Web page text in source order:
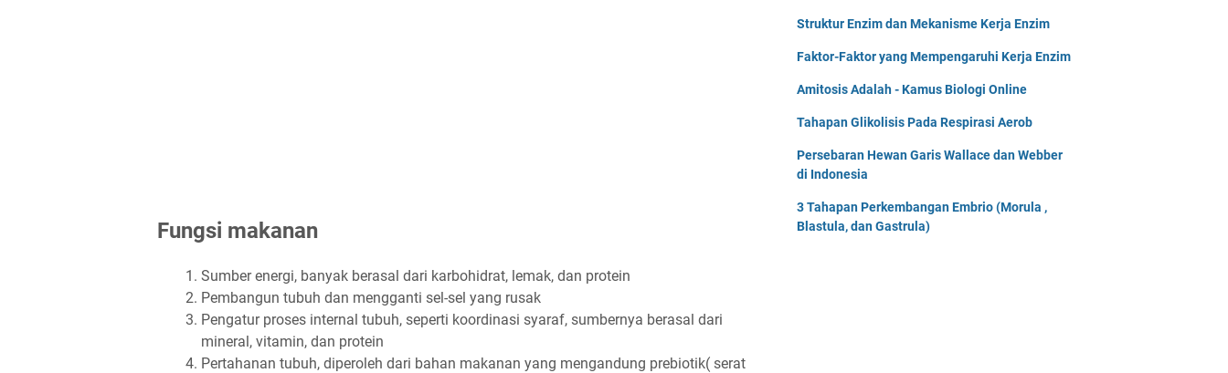
Fungsi makanan
Sumber energi, banyak berasal dari karbohidrat, lemak, dan protein
Pembangun tubuh dan mengganti sel-sel yang rusak
Pengatur proses internal tubuh, seperti koordinasi syaraf, sumbernya berasal dari
mineral, vitamin, dan protein
Pertahanan tubuh, diperoleh dari bahan makanan yang mengandung prebiotik( serat
Struktur Enzim dan Mekanisme Kerja Enzim
Faktor-Faktor yang Mempengaruhi Kerja Enzim
Amitosis Adalah - Kamus Biologi Online
Tahapan Glikolisis Pada Respirasi Aerob
Persebaran Hewan Garis Wallace dan Webber
di Indonesia
3 Tahapan Perkembangan Embrio (Morula ,
Blastula, dan Gastrula)